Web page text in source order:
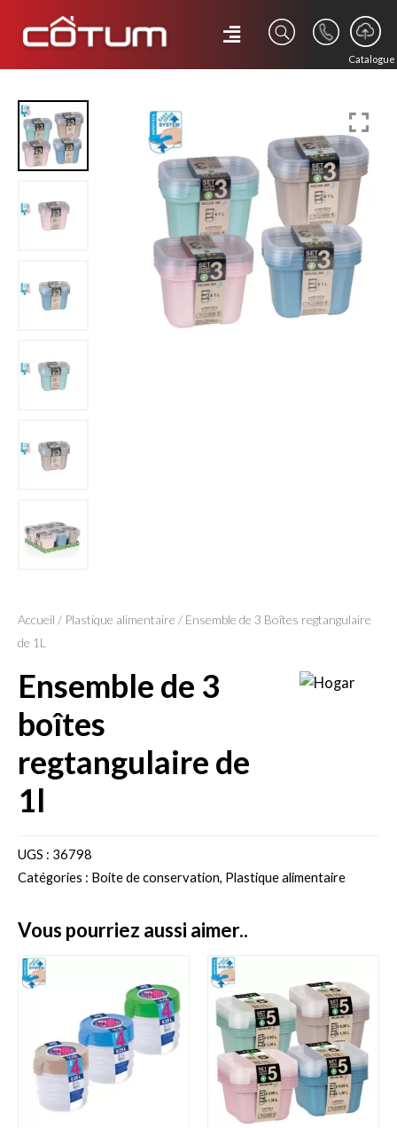
Catalogue
Accueil / Plastique alimentaire / Ensemble de 3 Boîtes regtangulaire
de 1L
ensemble de 3
boîtes
regtangulaire de
1l
UGS : 36798
Catégories : Boite de conservation, Plastique alimentaire
vous pourriez aussi aimer..